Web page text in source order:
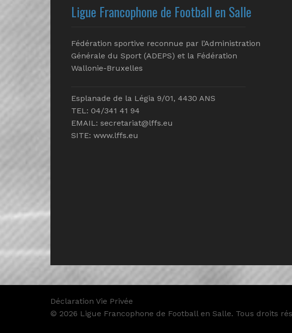
Ligue Francophone de Football en Salle
Fédération sportive reconnue par l’Administration
Générale du Sport (ADEPS) et la Fédération
Wallonie-Bruxelles
Esplanade de la Légia 9/01, 4430 ANS
TEL: 04/341 41 94
EMAIL: secretariat@lffs.eu
SITE: www.lffs.eu
Déclaration Vie Privée
© 2026 Ligue Francophone de Football en Salle. Tous droits